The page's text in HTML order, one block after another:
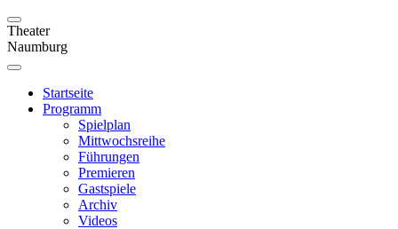
Theater
Naumburg
Startseite
Programm
Spielplan
Mittwochsreihe
Führungen
Premieren
Gastspiele
Archiv
Videos